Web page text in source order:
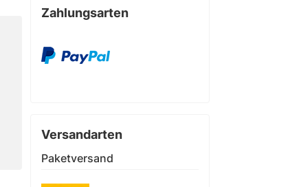
Zahlungsarten
Versandarten
Paketversand